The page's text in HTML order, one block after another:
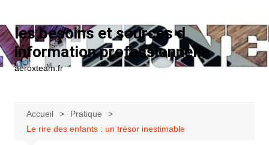
les besoins et sources d
information professionnelle
aeroxteam.fr
Accueil
Pratique
Le rire des enfants : un trésor inestimable